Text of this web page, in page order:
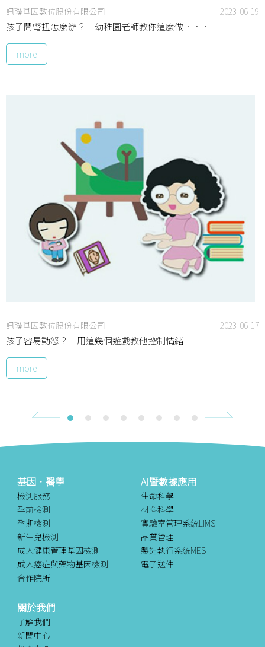
訊聯基因數位股份有限公司 2023-06-19
孩子鬧彆扭怎麼辦？ 幼稚園老師教你這麼做．．．
more
訊聯基因數位股份有限公司 2023-06-17
孩子容易動怒？ 用這幾個遊戲教他控制情緒
more
基因．醫學
檢測服務
孕前檢測
孕期檢測
新生兒檢測
成人健康管理基因檢測
成人癌症與藥物基因檢測
合作院所
AI暨數據應用
生命科學
材料科學
實驗室管理系統LIMS
品質管理
製造執行系統MES
電子送件
關於我們
了解我們
新聞中心